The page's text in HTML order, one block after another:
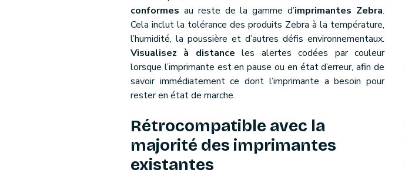
conformes au reste de la gamme d’imprimantes Zebra.
Cela inclut la tolérance des produits Zebra à la température,
l’humidité, la poussière et d’autres défis environnementaux.
Visualisez à distance les alertes codées par couleur
lorsque l’imprimante est en pause ou en état d’erreur, afin de
savoir immédiatement ce dont l’imprimante a besoin pour
rester en état de marche.
Rétrocompatible avec la
majorité des imprimantes
existantes